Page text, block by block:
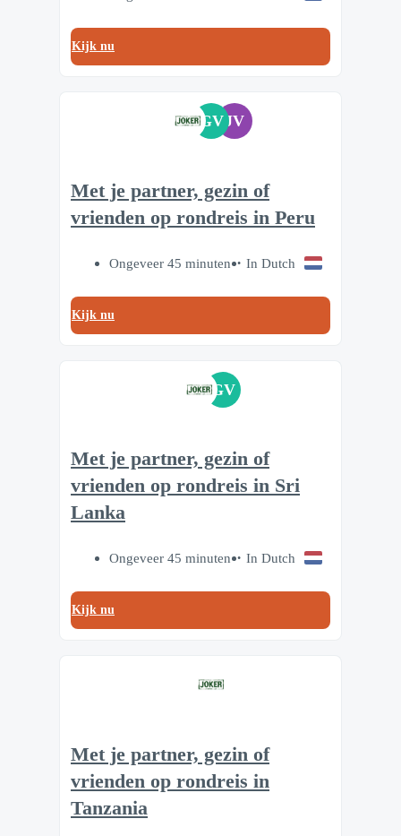
Kijk nu
GV JV
Met je partner, gezin of
vrienden op rondreis in Peru
Ongeveer 45 minuten In Dutch
Kijk nu
GV
Met je partner, gezin of
vrienden op rondreis in Sri
Lanka
Ongeveer 45 minuten In Dutch
Kijk nu
Met je partner, gezin of
vrienden op rondreis in
Tanzania